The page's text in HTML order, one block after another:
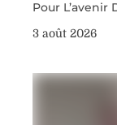
Pour L’avenir
3 août 2026